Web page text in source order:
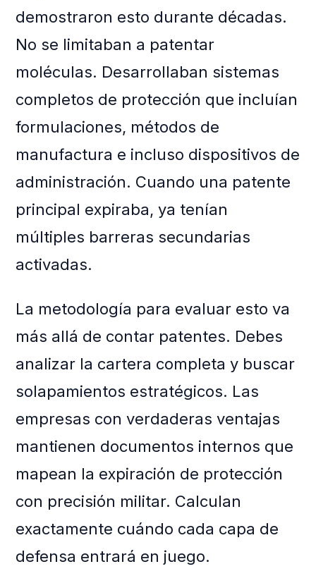
demostraron esto durante décadas.
No se limitaban a patentar
moléculas. Desarrollaban sistemas
completos de protección que incluían
formulaciones, métodos de
manufactura e incluso dispositivos de
administración. Cuando una patente
principal expiraba, ya tenían
múltiples barreras secundarias
activadas.
La metodología para evaluar esto va
más allá de contar patentes. Debes
analizar la cartera completa y buscar
solapamientos estratégicos. Las
empresas con verdaderas ventajas
mantienen documentos internos que
mapean la expiración de protección
con precisión militar. Calculan
exactamente cuándo cada capa de
defensa entrará en juego.